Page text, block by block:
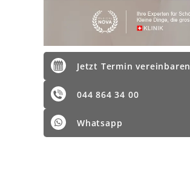
Jetzt Termin vereinbaren
044 864 34 00
Whatsapp